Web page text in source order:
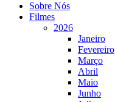
Sobre Nós
Filmes
2026
Janeiro
Fevereiro
Março
Abril
Maio
Junho